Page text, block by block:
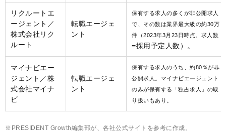
リクルートエ
ージェント／
株式会社リク
ルート
転職エージェ
ント
保有する求人の多くが非公開求人
で、その数は業界最大級の約30万
件（2023年3月23日時点。求人数
=採用予定人数）。
マイナビエー
ジェント／株
式会社マイナ
ビ
転職エージェ
ント
保有する求人のうち、約80％が非
公開求人。マイナビエージェント
のみが保有する「独占求人」の取
り扱いもあり。
※PRESIDENT Growth編集部が、各社公式サイトを参考に作成。